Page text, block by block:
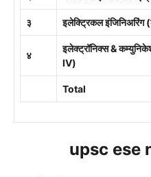
३ इलेक्ट्रिकल इंजिनिअरिंग
४
इलेक्ट्रॉनिक्स &
IV)
Total
upsc ese